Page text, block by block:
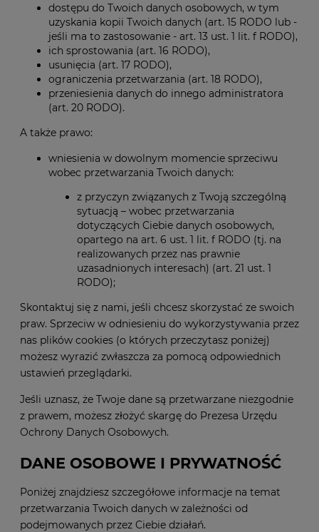
dostępu do Twoich danych osobowych, w tym
uzyskania kopii Twoich danych (art. 15 RODO lub -
jeśli ma to zastosowanie - art. 13 ust. 1 lit. f RODO),
ich sprostowania (art. 16 RODO),
usunięcia (art. 17 RODO),
ograniczenia przetwarzania (art. 18 RODO),
przeniesienia danych do innego administratora
(art. 20 RODO).
A także prawo:
wniesienia w dowolnym momencie sprzeciwu
wobec przetwarzania Twoich danych:
z przyczyn związanych z Twoją szczególną
sytuacją – wobec przetwarzania
dotyczących Ciebie danych osobowych,
opartego na art. 6 ust. 1 lit. f RODO (tj. na
realizowanych przez nas prawnie
uzasadnionych interesach) (art. 21 ust. 1
RODO);
Skontaktuj się z nami, jeśli chcesz skorzystać ze swoich
praw. Sprzeciw w odniesieniu do wykorzystywania przez
nas plików cookies (o których przeczytasz poniżej)
możesz wyrazić zwłaszcza za pomocą odpowiednich
ustawień przeglądarki.
Jeśli uznasz, że Twoje dane są przetwarzane niezgodnie
z prawem, możesz złożyć skargę do Prezesa Urzędu
Ochrony Danych Osobowych.
DANE OSOBOWE I PRYWATNOŚĆ
Poniżej znajdziesz szczegółowe informacje na temat
przetwarzania Twoich danych w zależności od
podejmowanych przez Ciebie działań.